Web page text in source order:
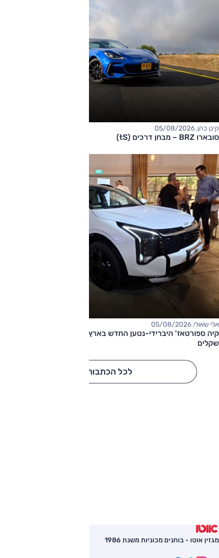
קינן כהן, 05/08/2026
סובארו BRZ – מבחן דרכים (tS)
אלי שאולי, 05/08/2026
שקלים
לכל הכתבות
מגזין אוטו - בוחנים מכוניות משנת 1986